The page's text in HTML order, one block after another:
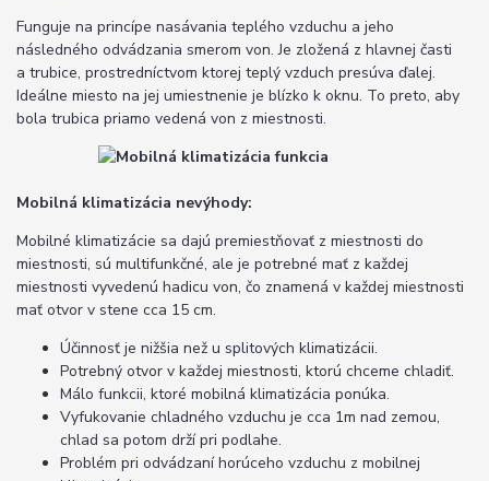
Funguje na princípe nasávania teplého vzduchu a jeho
následného odvádzania smerom von. Je zložená z hlavnej časti
a trubice, prostredníctvom ktorej teplý vzduch presúva ďalej.
Ideálne miesto na jej umiestnenie je blízko k oknu. To preto, aby
bola trubica priamo vedená von z miestnosti.
Mobilná klimatizácia nevýhody:
Mobilné klimatizácie sa dajú premiestňovať z miestnosti do
miestnosti, sú multifunkčné, ale je potrebné mať z každej
miestnosti vyvedenú hadicu von, čo znamená v každej miestnosti
mať otvor v stene cca 15 cm.
Účinnosť je nižšia než u splitových klimatizácii.
Potrebný otvor v každej miestnosti, ktorú chceme chladiť.
Málo funkcii, ktoré mobilná klimatizácia ponúka.
Vyfukovanie chladného vzduchu je cca 1m nad zemou,
chlad sa potom drží pri podlahe.
Problém pri odvádzaní horúceho vzduchu z mobilnej